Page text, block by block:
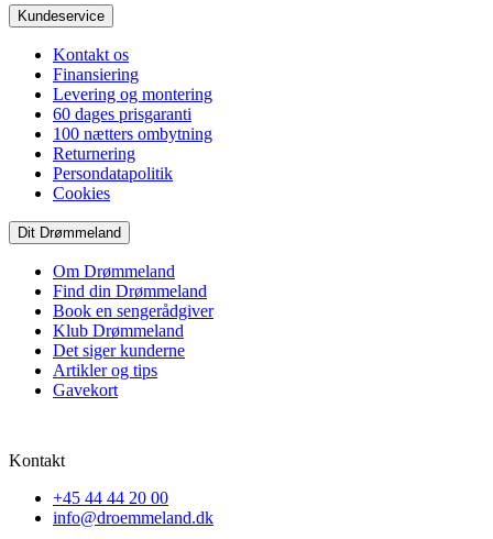
Kundeservice
Kontakt os
Finansiering
Levering og montering
60 dages prisgaranti
100 nætters ombytning
Returnering
Persondatapolitik
Cookies
Dit Drømmeland
Om Drømmeland
Find din Drømmeland
Book en sengerådgiver
Klub Drømmeland
Det siger kunderne
Artikler og tips
Gavekort
Kontakt
+45 44 44 20 00
info@droemmeland.dk